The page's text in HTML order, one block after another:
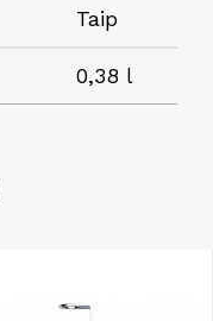
Taip
0,38 l